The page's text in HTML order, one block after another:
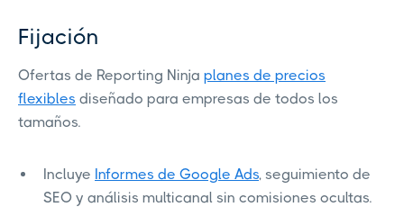
Fijación
Ofertas de Reporting Ninja planes de precios
flexibles diseñado para empresas de todos los
tamaños.
Incluye Informes de Google Ads, seguimiento de
SEO y análisis multicanal sin comisiones ocultas.